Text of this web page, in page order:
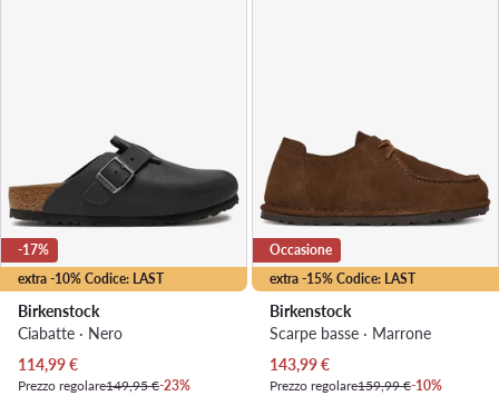
extra -10% Codice: LAST
-17%
Birkenstock
Ciabatte · Nero
Prezzo attuale
114,99€
Prezzo regolare149,95 €-23%
extra -15% Codice: LAST
Occasione
Birkenstock
Scarpe basse · Marrone
Prezzo attuale
143,99€
Prezzo regolare159,99 €-10%